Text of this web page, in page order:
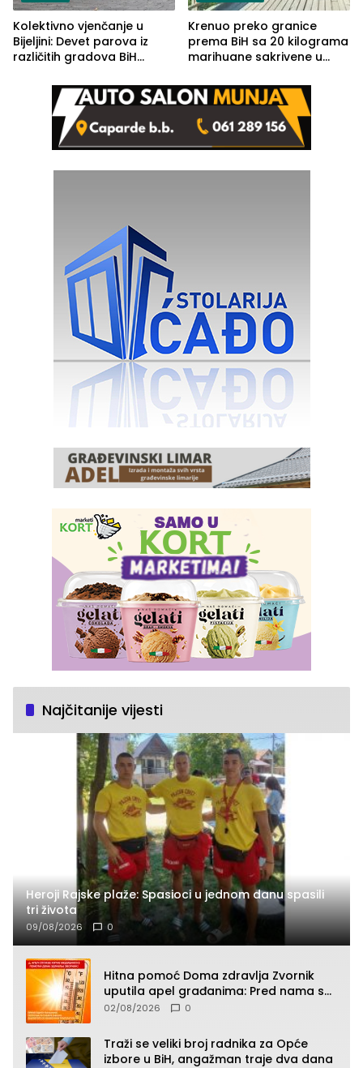
Kolektivno vjenčanje u
Bijeljini: Devet parova iz
različitih gradova BiH
Krenuo preko granice
prema BiH sa 20 kilograma
marihuane sakrivene u
Najčitanije vijesti
Heroji Rajske plaže: Spasioci u jednom danu spasili
tri života
09/08/2026 0
Hitna pomoć Doma zdravlja Zvornik
uputila apel građanima: Pred nama su
temperature do 40°C, oprez zbog
02/08/2026 0
Traži se veliki broj radnika za Opće
izbore u BiH, angažman traje dva dana